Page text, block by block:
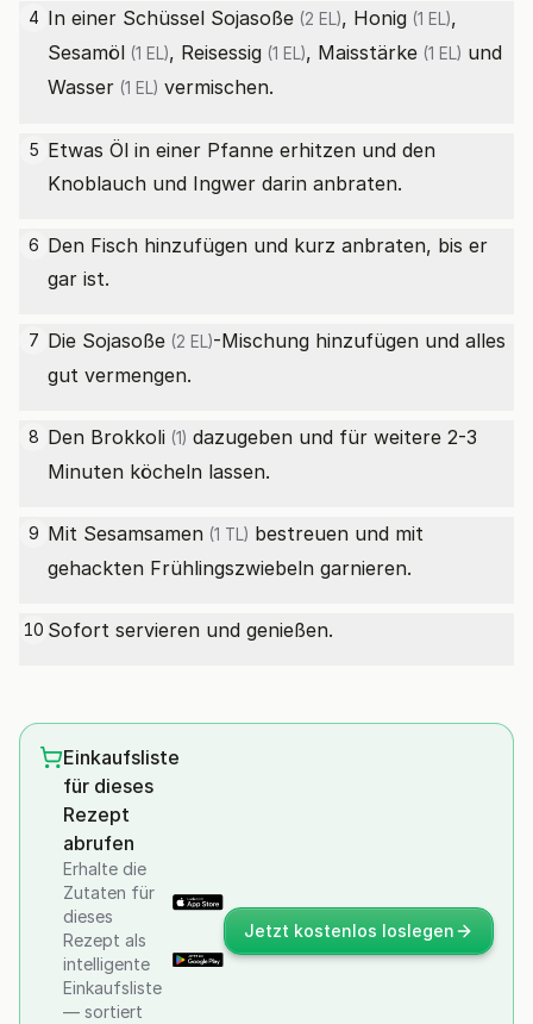
4 In einer Schüssel Sojasoße (2 EL), Honig (1 EL),
Sesamöl (1 EL), Reisessig (1 EL), Maisstärke (1 EL) und
Wasser (1 EL) vermischen.
5 Etwas Öl in einer Pfanne erhitzen und den
Knoblauch und Ingwer darin anbraten.
6 Den Fisch hinzufügen und kurz anbraten, bis er
gar ist.
7 Die Sojasoße (2 EL)-Mischung hinzufügen und alles
gut vermengen.
8 Den Brokkoli (1) dazugeben und für weitere 2-3
Minuten köcheln lassen.
9 Mit Sesamsamen (1 TL) bestreuen und mit
gehackten Frühlingszwiebeln garnieren.
10 Sofort servieren und genießen.
Einkaufsliste
für dieses
Rezept
abrufen
Erhalte die
Zutaten für
dieses
Rezept als
intelligente
Einkaufsliste
— sortiert
Jetzt kostenlos loslegen